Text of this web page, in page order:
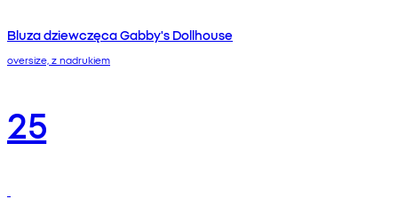
Bluza dziewczęca Gabby's Dollhouse
oversize, z nadrukiem
25